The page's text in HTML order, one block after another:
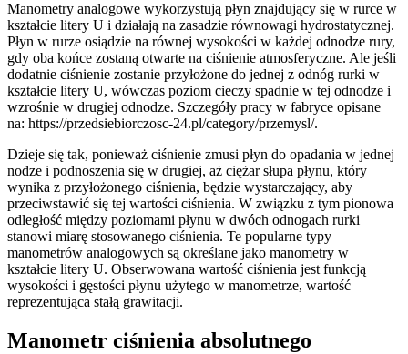
Manometry analogowe wykorzystują płyn znajdujący się w rurce w
kształcie litery U i działają na zasadzie równowagi hydrostatycznej.
Płyn w rurze osiądzie na równej wysokości w każdej odnodze rury,
gdy oba końce zostaną otwarte na ciśnienie atmosferyczne. Ale jeśli
dodatnie ciśnienie zostanie przyłożone do jednej z odnóg rurki w
kształcie litery U, wówczas poziom cieczy spadnie w tej odnodze i
wzrośnie w drugiej odnodze. Szczegóły pracy w fabryce opisane
na: https://przedsiebiorczosc-24.pl/category/przemysl/.
Dzieje się tak, ponieważ ciśnienie zmusi płyn do opadania w jednej
nodze i podnoszenia się w drugiej, aż ciężar słupa płynu, który
wynika z przyłożonego ciśnienia, będzie wystarczający, aby
przeciwstawić się tej wartości ciśnienia. W związku z tym pionowa
odległość między poziomami płynu w dwóch odnogach rurki
stanowi miarę stosowanego ciśnienia. Te popularne typy
manometrów analogowych są określane jako manometry w
kształcie litery U. Obserwowana wartość ciśnienia jest funkcją
wysokości i gęstości płynu użytego w manometrze, wartość
reprezentująca stałą grawitacji.
Manometr ciśnienia absolutnego